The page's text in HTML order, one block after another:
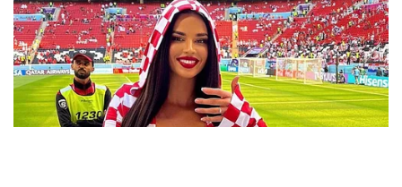
Viral Lagu Kicau Mania di Luar Negeri,
Liriknya Disangka “Getcho Money Up”
hingga Ramai di TikTok Global
Musik Viral 2
X